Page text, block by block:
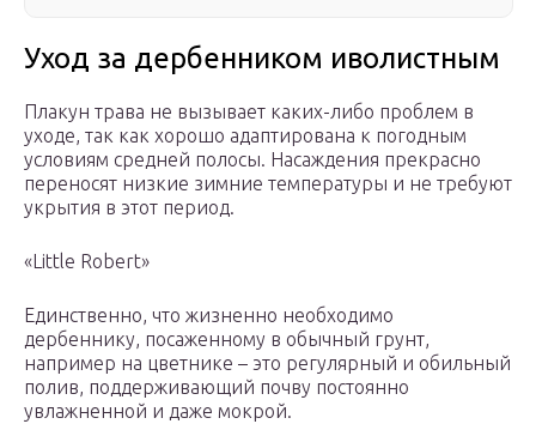
Уход за дербенником иволистным
Плакун трава не вызывает каких-либо проблем в
уходе, так как хорошо адаптирована к погодным
условиям средней полосы. Насаждения прекрасно
переносят низкие зимние температуры и не требуют
укрытия в этот период.
«Little Robert»
Единственно, что жизненно необходимо
дербеннику, посаженному в обычный грунт,
например на цветнике – это регулярный и обильный
полив, поддерживающий почву постоянно
увлажненной и даже мокрой.